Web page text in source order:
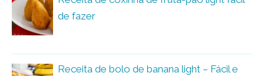
de fazer
Receita de bolo de banana light – Fácil e